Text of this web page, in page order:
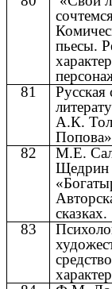
пьесы.
81
Русская
А.К.
82
М.Е.
Щедрин
сказках.
83